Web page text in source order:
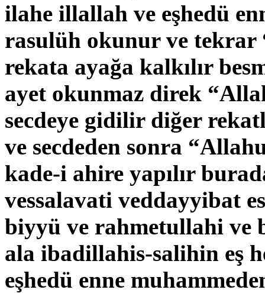
ilahe illallah ve eşhedü
rasulüh okunur ve tekrar
rekata ayağa kalkılır
ayet okunmaz direk
secdeye gidilir diğer
ve secdeden sonra
kade-i ahire yapılır
vessalavati veddayyibat
biyyü ve rahmetullahi ve
ala ibadillahis-salihin eş
eşhedü enne